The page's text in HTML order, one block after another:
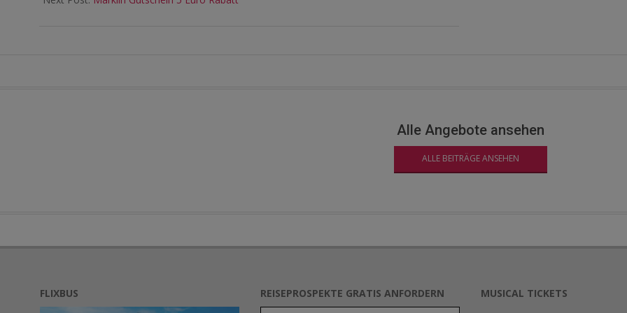
Alle Angebote ansehen
ALLE BEITRÄGE ANSEHEN
FLIXBUS REISEPROSPEKTE GRATIS ANFORDERN MUSICAL TICKETS